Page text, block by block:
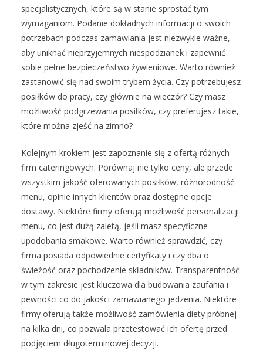
specjalistycznych, które są w stanie sprostać tym
wymaganiom. Podanie dokładnych informacji o swoich
potrzebach podczas zamawiania jest niezwykle ważne,
aby uniknąć nieprzyjemnych niespodzianek i zapewnić
sobie pełne bezpieczeństwo żywieniowe. Warto również
zastanowić się nad swoim trybem życia. Czy potrzebujesz
posiłków do pracy, czy głównie na wieczór? Czy masz
możliwość podgrzewania posiłków, czy preferujesz takie,
które można zjeść na zimno?
Kolejnym krokiem jest zapoznanie się z ofertą różnych
firm cateringowych. Porównaj nie tylko ceny, ale przede
wszystkim jakość oferowanych posiłków, różnorodność
menu, opinie innych klientów oraz dostępne opcje
dostawy. Niektóre firmy oferują możliwość personalizacji
menu, co jest dużą zaletą, jeśli masz specyficzne
upodobania smakowe. Warto również sprawdzić, czy
firma posiada odpowiednie certyfikaty i czy dba o
świeżość oraz pochodzenie składników. Transparentność
w tym zakresie jest kluczowa dla budowania zaufania i
pewności co do jakości zamawianego jedzenia. Niektóre
firmy oferują także możliwość zamówienia diety próbnej
na kilka dni, co pozwala przetestować ich ofertę przed
podjęciem długoterminowej decyzji.